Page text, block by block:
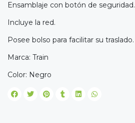
Ensamblaje con botón de seguridad.
Incluye la red.
Posee bolso para facilitar su traslado.
Marca: Train
Color: Negro